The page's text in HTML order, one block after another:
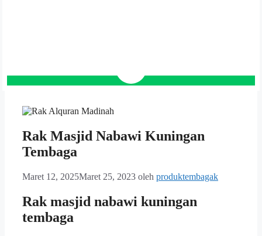
Rak Masjid Nabawi Kuningan
Tembaga
Maret 12, 2025Maret 25, 2023 oleh produktembagak
Rak masjid nabawi kuningan
tembaga